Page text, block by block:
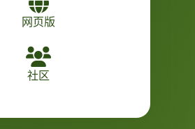
网页版
社区